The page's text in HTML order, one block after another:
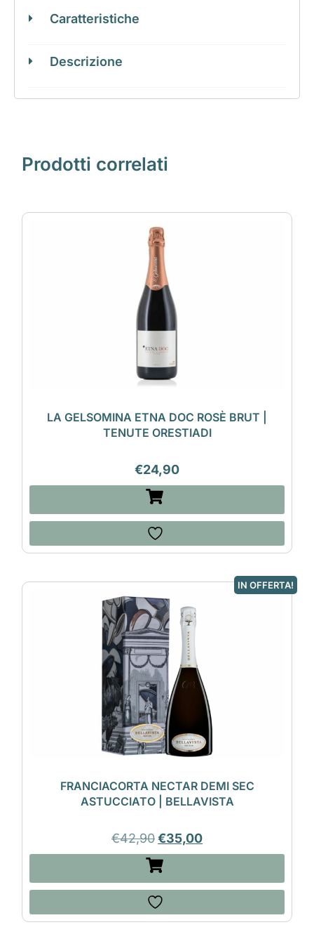
Caratteristiche
Descrizione
Prodotti correlati
LA GELSOMINA ETNA DOC ROSÈ BRUT |
TENUTE ORESTIADI
€24,90
IN OFFERTA!
FRANCIACORTA NECTAR DEMI SEC
ASTUCCIATO | BELLAVISTA
€42,90€35,00